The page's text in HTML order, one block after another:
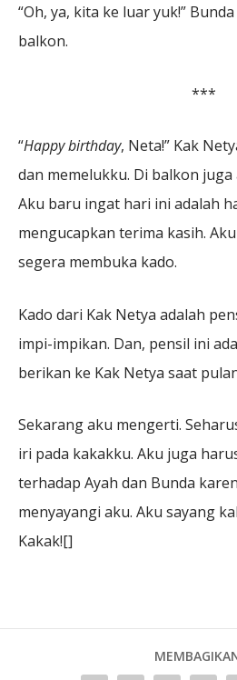
“Oh, ya, kita ke luar yuk!”
balkon.
***
“Happy birthday, Neta!” Kak
dan memelukku. Di balkon juga
Aku baru ingat hari ini adalah
mengucapkan terima kasih.
segera membuka kado.
Kado dari Kak Netya adalah
impi-impikan. Dan, pensil ini
berikan ke Kak Netya saat
Sekarang aku mengerti.
iri pada kakakku. Aku juga
terhadap Ayah dan Bunda
menyayangi aku. Aku sayang
Kakak![]